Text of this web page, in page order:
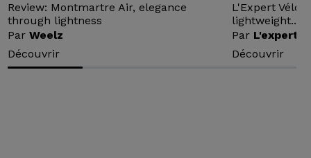
Review: Montmartre Air, elegance
through lightness
ParWeelz
Découvrir
L'Expert Vélo
lightweight...
Par L'expert
Découvrir